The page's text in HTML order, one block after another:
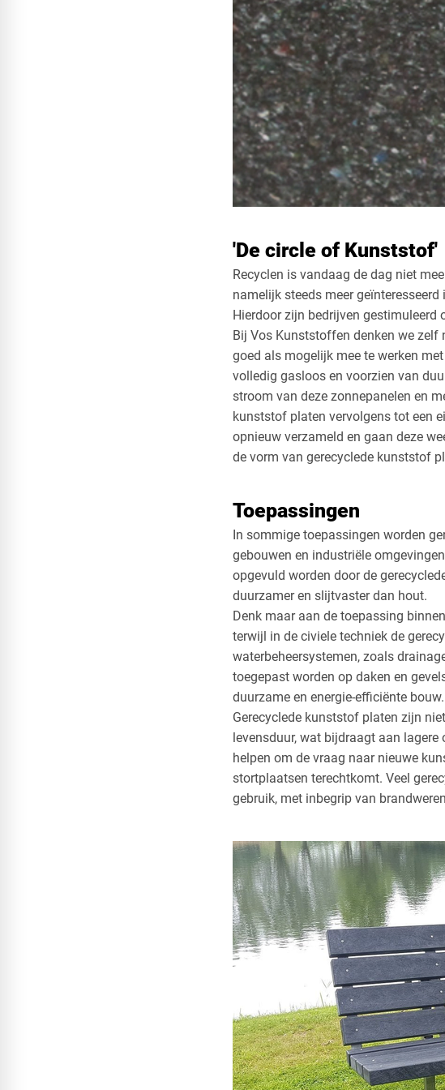
'De circle of Kunststof'
Recyclen is vandaag de dag niet
namelijk steeds meer
Hierdoor zijn bedrijven gestimuleerd
Bij Vos Kunststoffen denken we zelf
goed als mogelijk mee te werken
volledig gasloos en voorzien van
stroom van deze zonnepanelen en
kunststof platen vervolgens tot een
opnieuw verzameld en gaan deze
de vorm van gerecyclede kunststof
Toepassingen
In sommige toepassingen worden
gebouwen en industriële
opgevuld worden door de
duurzamer en slijtvaster dan hout.
Denk maar aan de toepassing
terwijl in de civiele techniek de
waterbeheersystemen, zoals
toegepast worden op daken en
duurzame en energie-efficiënte bouw.
Gerecyclede kunststof platen zijn
levensduur, wat bijdraagt aan
helpen om de vraag naar nieuwe
stortplaatsen terechtkomt. Veel
gebruik, met inbegrip van